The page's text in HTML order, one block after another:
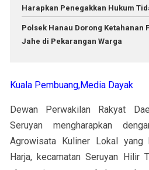
Harapkan Penegakkan Hukum
Polsek Hanau Dorong Ketahanan
Jahe di Pekarangan Warga
Kuala Pembuang,Media Dayak
Dewan Perwakilan Rakyat
Seruyan mengharapkan
Agrowisata Kuliner Lokal
Harja, kecamatan Seruyan Hilir